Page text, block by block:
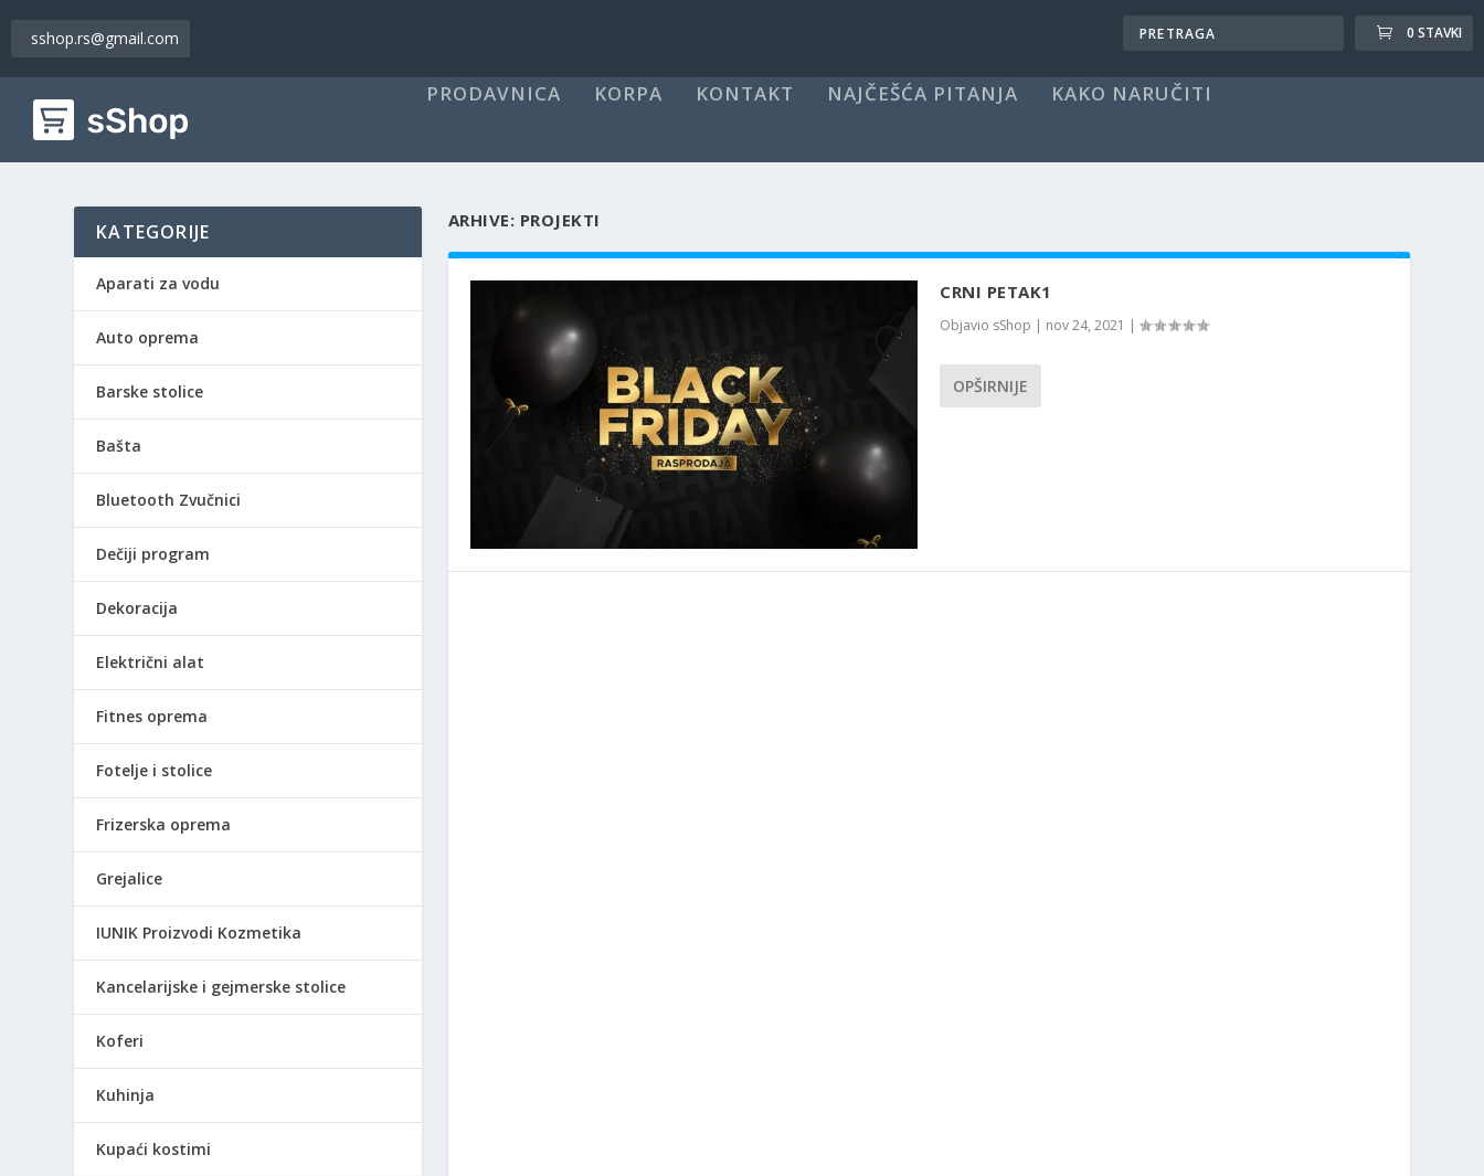
sshop.rs@gmail.com 0 STAVKI
PRODAVNICA KORPA KONTAKT NAJČEŠĆA PITANJA KAKO NARUČITI
ARHIVE: PROJEKTI
CRNI PETAK1
Objavio sShop | nov 24, 2021 |
OPŠIRNIJE
KATEGORIJE
Aparati za vodu
Auto oprema
Barske stolice
Bašta
Bluetooth Zvučnici
Dečiji program
Dekoracija
Električni alat
Fitnes oprema
Fotelje i stolice
Frizerska oprema
Grejalice
IUNIK Proizvodi Kozmetika
Kancelarijske i gejmerske stolice
Koferi
Kuhinja
Kupaći kostimi